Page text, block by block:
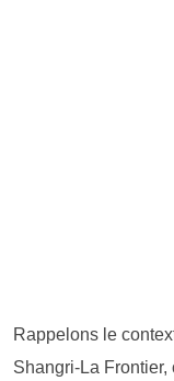
Rappelons le
Shangri-La Frontier,